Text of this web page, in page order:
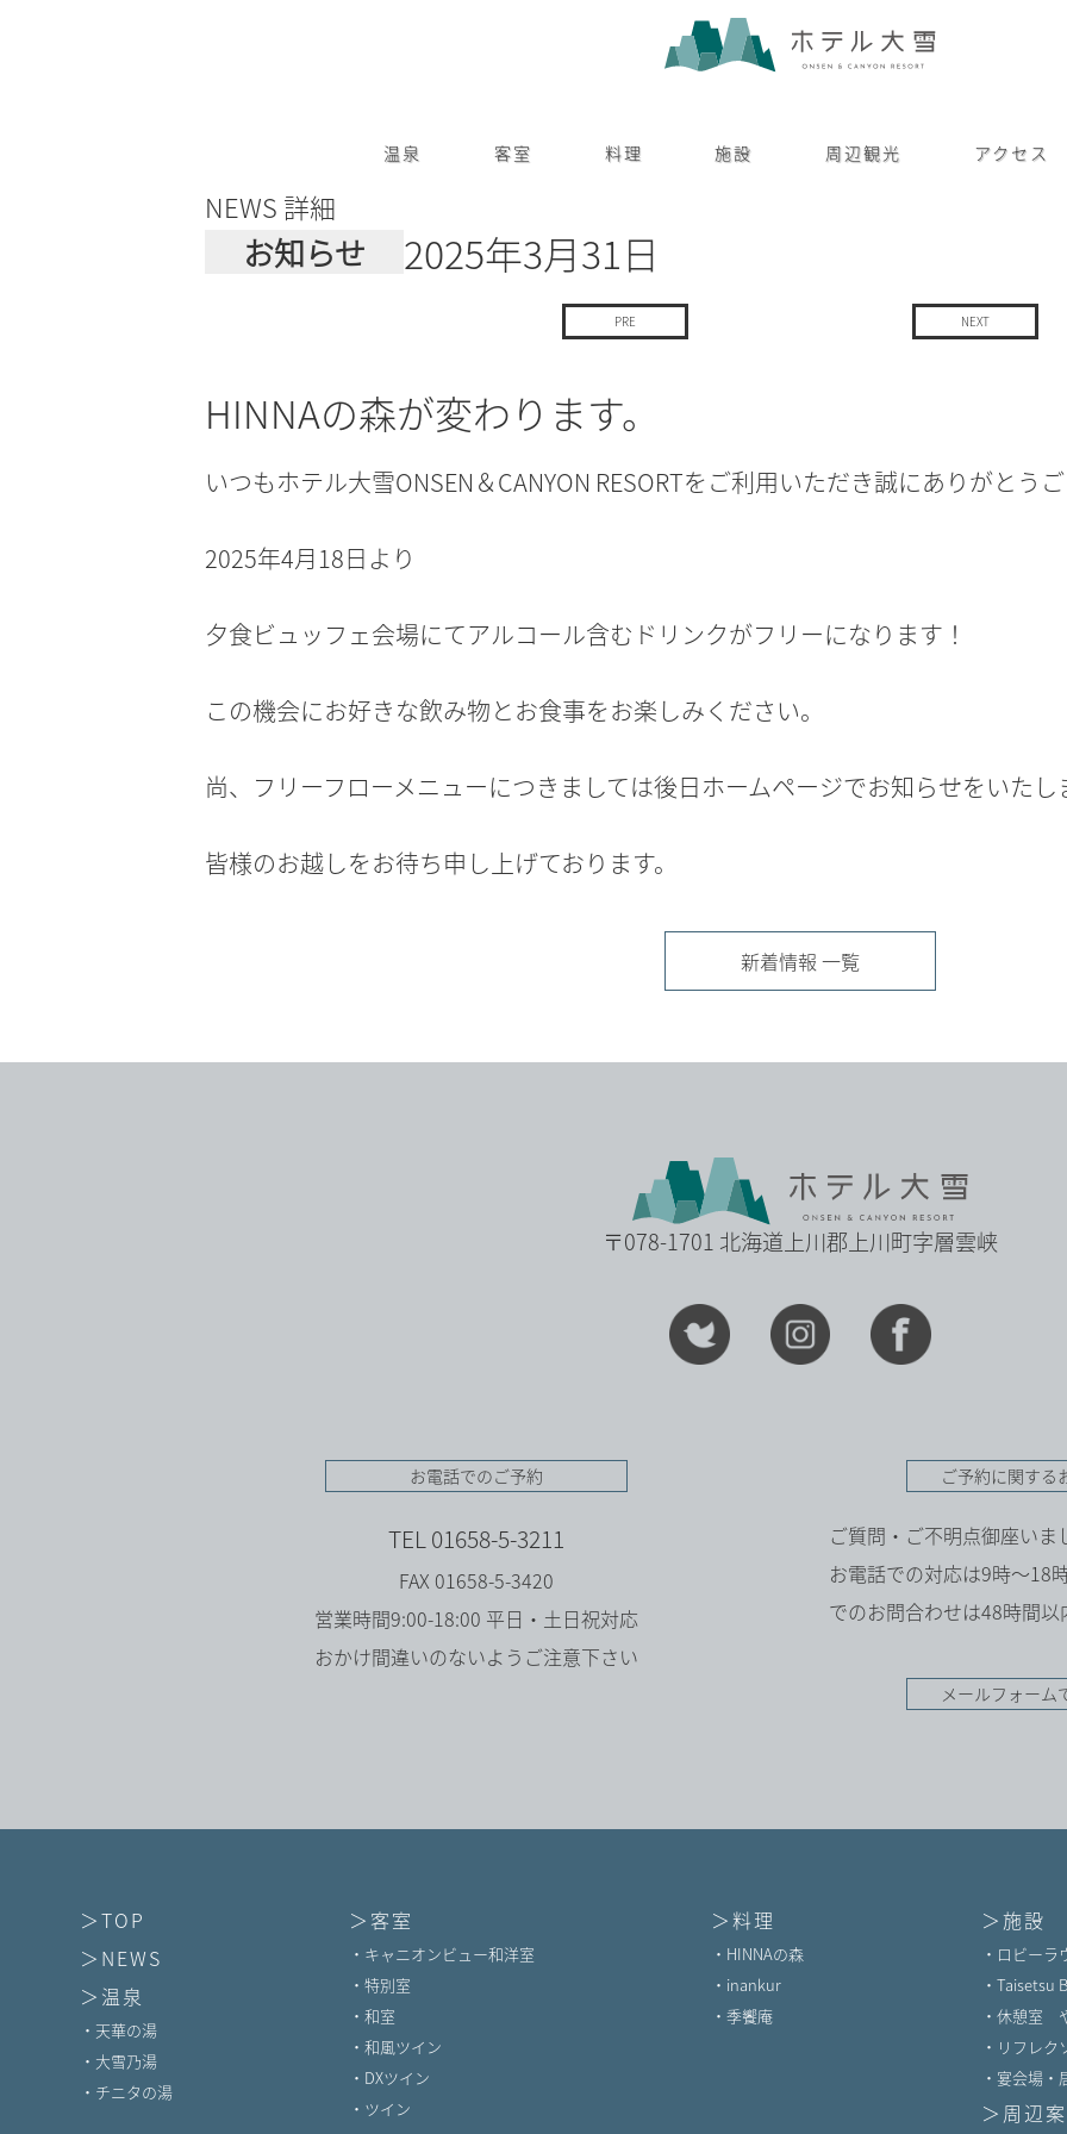
温泉 客室 料理 施設 周辺観光 アクセス
NEWS 詳細
お知らせ 2025年3月31日
PRE NEXT
HINNAの森が変わります。
いつもホテル大雪ONSEN＆CANYON RESORTをご利用いただき誠にありがとう
2025年4月18日より
夕食ビュッフェ会場にてアルコール含むドリンクがフリーになります！
この機会にお好きな飲み物とお食事をお楽しみください。
尚、フリーフローメニューにつきましては後日ホームページでお知らせをいたし
皆様のお越しをお待ち申し上げております。
新着情報 一覧
〒078-1701 北海道上川郡上川町字層雲峡
お電話でのご予約
TEL 01658-5-3211
FAX 01658-5-3420
営業時間9:00-18:00 平日・土日祝対応
おかけ間違いのないようご注意下さい
ご予約に関する
ご質問・ご不明点御座い
お電話での対応は9時～
でのお問合わせは48時
メールフォーム
＞TOP
＞NEWS
＞温泉
・天華の湯
・大雪乃湯
・チニタの湯
＞客室
・キャニオンビュー和洋室
・特別室
・和室
・和風ツイン
・DXツイン
・ツイン
＞料理
・HINNAの森
・inankur
・季饗庵
＞施設
・ロビーラ
・Taisetsu
・休憩室
・リフレク
・宴会場・
＞周辺